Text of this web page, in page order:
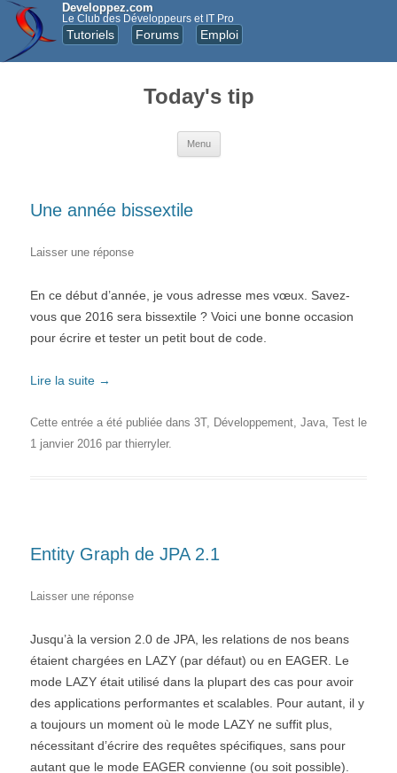
Developpez.com
Le Club des Développeurs et IT Pro
Tutoriels Forums Emploi
Today's tip
Menu
Une année bissextile
Laisser une réponse
En ce début d’année, je vous adresse mes vœux. Savez-
vous que 2016 sera bissextile ? Voici une bonne occasion
pour écrire et tester un petit bout de code.
Lire la suite →
Cette entrée a été publiée dans 3T, Développement, Java, Test le
1 janvier 2016 par thierryler.
Entity Graph de JPA 2.1
Laisser une réponse
Jusqu’à la version 2.0 de JPA, les relations de nos beans
étaient chargées en LAZY (par défaut) ou en EAGER. Le
mode LAZY était utilisé dans la plupart des cas pour avoir
des applications performantes et scalables. Pour autant, il y
a toujours un moment où le mode LAZY ne suffit plus,
nécessitant d’écrire des requêtes spécifiques, sans pour
autant que le mode EAGER convienne (ou soit possible).